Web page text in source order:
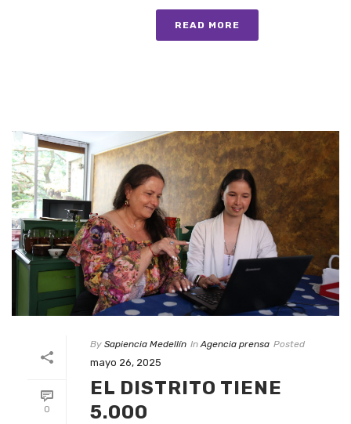
READ MORE
0
By Sapiencia Medellín In Agencia prensa Posted
mayo 26, 2025
EL DISTRITO TIENE
5.000